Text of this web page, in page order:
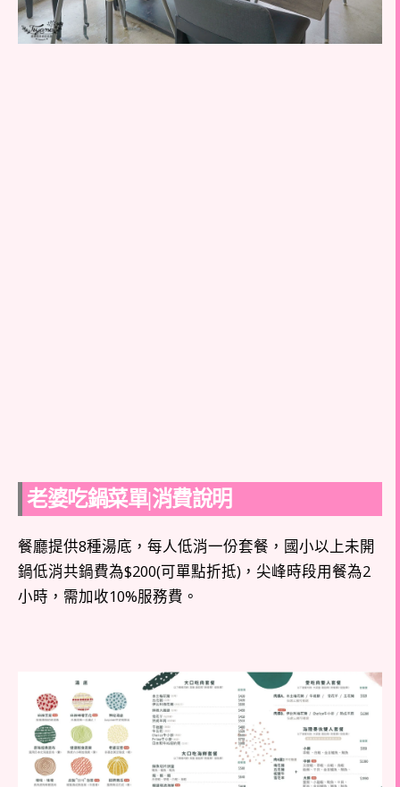
老婆吃鍋菜單|消費說明
餐廳提供8種湯底，每人低消一份套餐，國小以上未開
鍋低消共鍋費為$200(可單點折抵)，尖峰時段用餐為2
小時，需加收10%服務費。